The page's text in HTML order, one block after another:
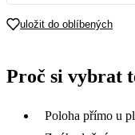
uložit do oblíbených
Proč si vybrat
Poloha přímo u